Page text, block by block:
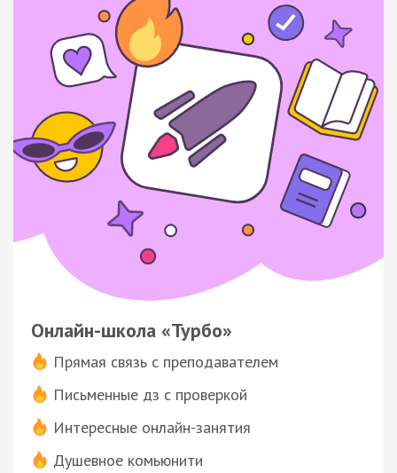
Онлайн-школа «Турбо»
Прямая связь с преподавателем
Письменные дз с проверкой
Интересные онлайн-занятия
Душевное комьюнити